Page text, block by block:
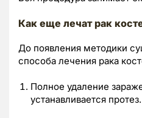
Как еще лечат рак
До появления методики
способа лечения рака
Полное удаление
устанавливается протез.